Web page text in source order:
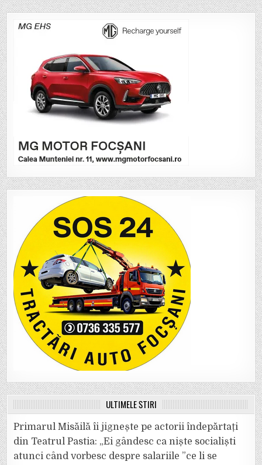
ULTIMELE ȘTIRI
Primarul Misăilă îi jignește pe actorii îndepărtați
din Teatrul Pastia: „Ei gândesc ca niște socialiști
atunci când vorbesc despre salariile ”ce li se